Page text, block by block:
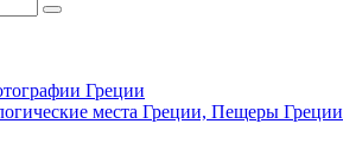
Греции
места Греции, Пещеры Греции